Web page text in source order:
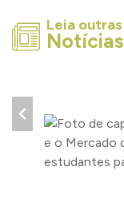
Leia outras
Notícias